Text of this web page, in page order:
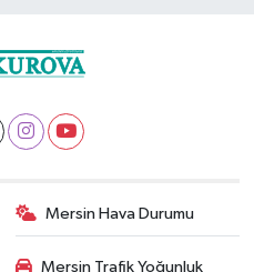
Mersin Hava Durumu
Mersin Trafik Yoğunluk